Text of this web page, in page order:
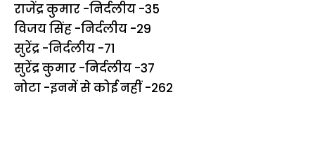
राजेंद्र कुमार -निर्दलीय -35
विजय सिंह -निर्दलीय -29
सुरेंद्र -निर्दलीय -71
सुरेंद्र कुमार -निर्दलीय -37
नोटा -इनमें से कोई नहीं -262